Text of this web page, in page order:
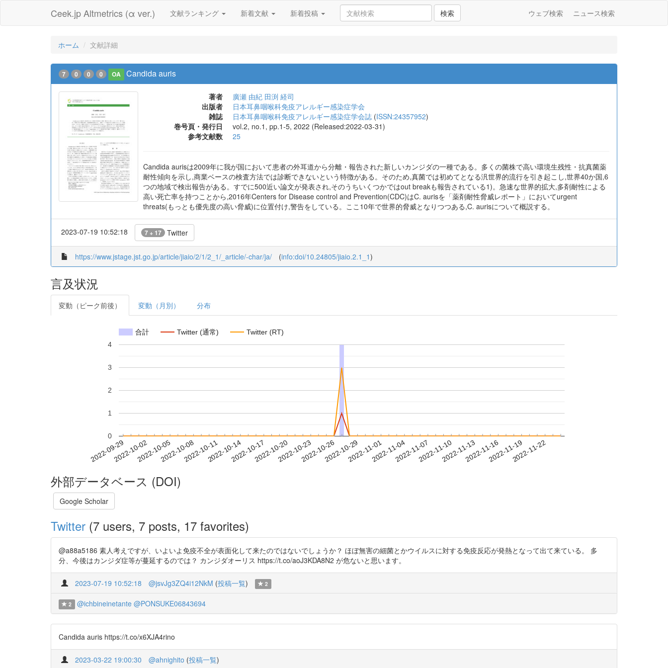
Ceek.jp Altmetrics (α ver.) 文献ランキング 新着文献 新着投稿 検索 ウェブ検索 ニュース検索
ホーム 文献詳細
7 0 0 0 OA Candida auris
著者 廣瀬 由紀 田渕 経司
出版者
日本耳鼻咽喉科免疫アレルギー感染症学会
雑誌
日本耳鼻咽喉科免疫アレルギー感染症学会誌 (ISSN:24357952)
巻号頁・発行日
vol.2, no.1, pp.1-5, 2022 (Released:2022-03-31)
参考文献数
25
Candida aurisは2009年に我が国において患者の外耳道から分離・報告された新しいカンジダの一種である。多くの菌株で高い環境生残性・抗真菌薬
耐性傾向を示し,商業ベースの検査方法では診断できないという特徴がある。そのため,真菌では初めてとなる汎世界的流行を引き起こし,世界40か国,6
つの地域で検出報告がある。すでに500近い論文が発表され,そのうちいくつかではout breakも報告されている1)。急速な世界的拡大,多剤耐性による
高い死亡率を持つことから,2016年Centers for Disease control and Prevention(CDC)はC. aurisを「薬剤耐性脅威レポート」においてurgent
threats(もっとも優先度の高い脅威)に位置付け,警告をしている。ここ10年で世界的脅威となりつつある,C. aurisについて概説する。
2023-07-19 10:52:18 7 + 17 Twitter
https://www.jstage.jst.go.jp/article/jiaio/2/1/2_1/_article/-char/ja/ (info:doi/10.24805/jiaio.2.1_1)
言及状況
変動（ピーク前後） 変動（月別） 分布
合計 Twitter (通常) Twitter (RT)
2022-09-292022-10-022022-10-052022-10-082022-10-112022-10-142022-10-172022-10-202022-10-232022-10-262022-10-292022-11-012022-11-042022-11-072022-11-102022-11-132022-11-162022-11-192022-11-22
0
1
2
3
4
外部データベース (DOI)
Google Scholar
Twitter (7 users, 7 posts, 17 favorites)
@a88a5186 素人考えですが、いよいよ免疫不全が表面化して来たのではないでしょうか？ ほぼ無害の細菌とかウイルスに対する免疫反応が発熱となって出て来ている。 多
分、今後はカンジダ症等が蔓延するのでは？ カンジダオーリス https://t.co/aoJ3KDA8N2 が危ないと思います。
2023-07-19 10:52:18 @jsvJg3ZQ4i12NkM (投稿一覧) 2
2 @ichbineinetante @PONSUKE06843694
Candida auris https://t.co/x6XJA4rino
2023-03-22 19:00:30 @ahnighito (投稿一覧)